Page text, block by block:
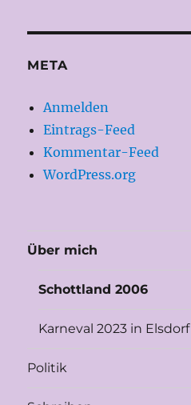
META
Anmelden
Eintrags-Feed
Kommentar-Feed
WordPress.org
Über mich
Schottland 2006
Karneval 2023 in Elsdorf
Politik